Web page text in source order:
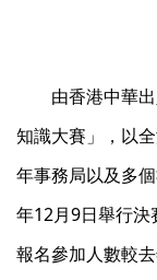
由香港中華
知識大賽」，以
年事務局以及多
年12月9日舉行決
報名參加人數較